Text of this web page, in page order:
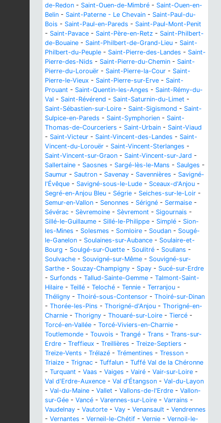
de-Redon - Saint-Ouen-de-Mimbré - Saint-Ouen-en-
Belin - Saint-Paterne - Le Chevain - Saint-Paul-du-
Bois - Saint-Paul-en-Pareds - Saint-Paul-Mont-Penit
- Saint-Pavace - Saint-Père-en-Retz - Saint-Philbert-
de-Bouaine - Saint-Philbert-de-Grand-Lieu - Saint-
Philbert-du-Peuple - Saint-Pierre-des-Landes - Saint-
Pierre-des-Nids - Saint-Pierre-du-Chemin - Saint-
Pierre-du-Lorouër - Saint-Pierre-la-Cour - Saint-
Pierre-le-Vieux - Saint-Pierre-sur-Erve - Saint-
Prouant - Saint-Quentin-les-Anges - Saint-Rémy-du-
Val - Saint-Révérend - Saint-Saturnin-du-Limet -
Saint-Sébastien-sur-Loire - Saint-Sigismond - Saint-
Sulpice-en-Pareds - Saint-Symphorien - Saint-
Thomas-de-Courceriers - Saint-Urbain - Saint-Viaud
- Saint-Victeur - Saint-Vincent-des-Landes - Saint-
Vincent-du-Lorouër - Saint-Vincent-Sterlanges -
Saint-Vincent-sur-Graon - Saint-Vincent-sur-Jard -
Sallertaine - Saosnes - Sargé-lès-le-Mans - Saulges -
Saumur - Sautron - Savenay - Savennières - Savigné-
l'Évêque - Savigné-sous-le-Lude - Sceaux-d'Anjou -
Segré-en-Anjou Bleu - Ségrie - Seiches-sur-le-Loir -
Semur-en-Vallon - Senonnes - Sérigné - Sermaise -
Sévérac - Sèvremoine - Sèvremont - Sigournais -
Sillé-le-Guillaume - Sillé-le-Philippe - Simplé - Sion-
les-Mines - Solesmes - Somloire - Soudan - Sougé-
le-Ganelon - Soulaines-sur-Aubance - Soulaire-et-
Bourg - Soulgé-sur-Ouette - Soulitré - Soullans -
Soulvache - Souvigné-sur-Même - Souvigné-sur-
Sarthe - Souzay-Champigny - Spay - Sucé-sur-Erdre
- Surfonds - Tallud-Sainte-Gemme - Talmont-Saint-
Hilaire - Teillé - Teloché - Tennie - Terranjou -
Théligny - Thoiré-sous-Contensor - Thoiré-sur-Dinan
- Thorée-les-Pins - Thorigné-d'Anjou - Thorigné-en-
Charnie - Thorigny - Thouaré-sur-Loire - Tiercé -
Torcé-en-Vallée - Torcé-Viviers-en-Charnie -
Toutlemonde - Touvois - Trangé - Trans - Trans-sur-
Erdre - Treffieux - Treillières - Treize-Septiers -
Treize-Vents - Trélazé - Trémentines - Tresson -
Triaize - Trignac - Tuffalun - Tuffé Val de la Chéronne
- Turquant - Vaas - Vaiges - Vairé - Vair-sur-Loire -
Val d'Erdre-Auxence - Val d'Étangson - Val-du-Layon
- Val-du-Maine - Vallet - Vallons-de-l'Erdre - Vallon-
sur-Gée - Vancé - Varennes-sur-Loire - Varrains -
Vaudelnay - Vautorte - Vay - Venansault - Vendrennes
- Vernantes - Verneil-le-Chétif - Vernie - Vernoil-le-